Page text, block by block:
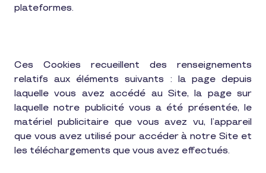
plateformes.
Ces Cookies recueillent des renseignements
relatifs aux éléments suivants : la page depuis
laquelle vous avez accédé au Site, la page sur
laquelle notre publicité vous a été présentée, le
matériel publicitaire que vous avez vu, l’appareil
que vous avez utilisé pour accéder à notre Site et
les téléchargements que vous avez effectués.